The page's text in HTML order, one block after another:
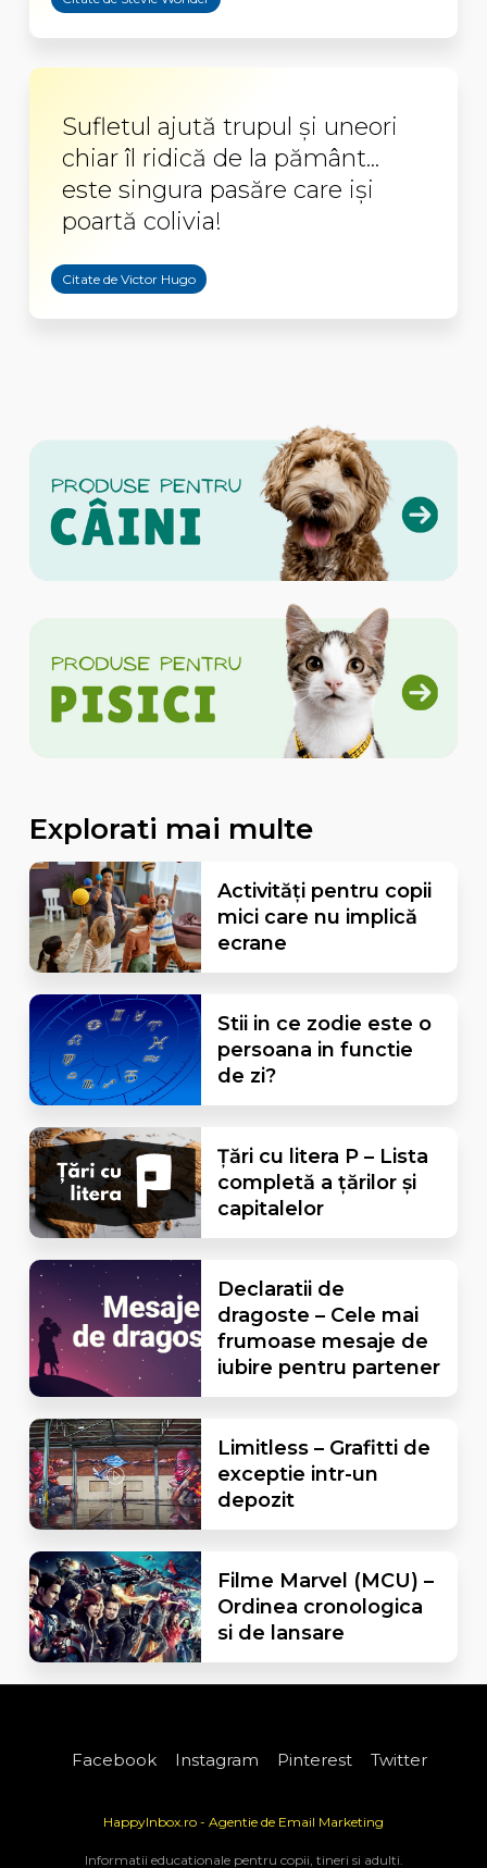
Sufletul ajută trupul şi uneori
chiar îl ridică de la pământ...
este singura pasăre care işi
poartă colivia!
Citate de Victor Hugo
Explorati mai multe
Activități pentru copii
mici care nu implică
ecrane
Stii in ce zodie este o
persoana in functie
de zi?
Țări cu litera P – Lista
completă a țărilor și
capitalelor
Declaratii de
dragoste – Cele mai
frumoase mesaje de
iubire pentru partener
Limitless – Grafitti de
exceptie intr-un
depozit
Filme Marvel (MCU) –
Ordinea cronologica
si de lansare
Facebook Instagram Pinterest Twitter
HappyInbox.ro - Agentie de Email Marketing
Informatii educationale pentru copii, tineri si adulti.